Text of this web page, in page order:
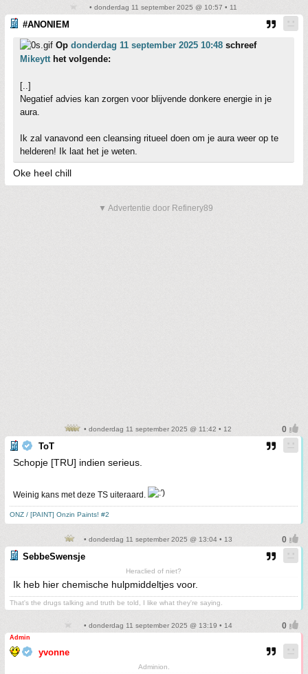
• donderdag 11 september 2025 @ 10:57 • 11
#ANONIEM
Op donderdag 11 september 2025 10:48 schreef
Mikeytthet volgende:
[..]
Negatief advies kan zorgen voor blijvende donkere energie in je
aura.
Ik zal vanavond een cleansing ritueel doen om je aura weer op te
helderen! Ik laat het je weten.
Oke heel chill
▼ Advertentie door Refinery89
• donderdag 11 september 2025 @ 11:42 • 12
ToT
Schopje [TRU] indien serieus.
Weinig kans met deze TS uiteraard.
ONZ / [PAINT] Onzin Paints! #2
• donderdag 11 september 2025 @ 13:04 • 13
SebbeSwensje
Heraclied of niet?
Ik heb hier chemische hulpmiddeltjes voor.
That's the drugs talking and truth be told, I like what they're saying.
• donderdag 11 september 2025 @ 13:19 • 14
Admin
yvonne
Adminion.